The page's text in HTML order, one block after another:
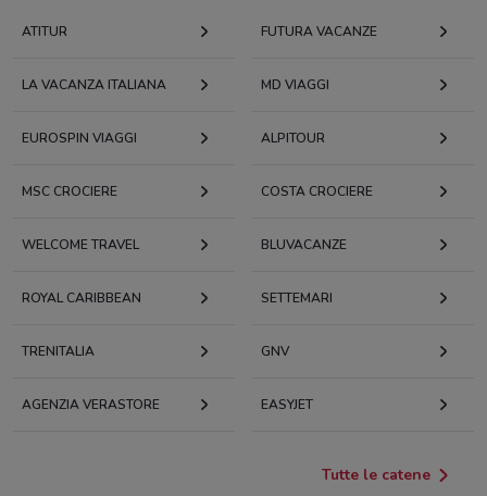
ATITUR FUTURA VACANZE
LA VACANZA ITALIANA MD VIAGGI
EUROSPIN VIAGGI ALPITOUR
MSC CROCIERE COSTA CROCIERE
WELCOME TRAVEL BLUVACANZE
ROYAL CARIBBEAN SETTEMARI
TRENITALIA GNV
AGENZIA VERASTORE EASYJET
Tutte le catene